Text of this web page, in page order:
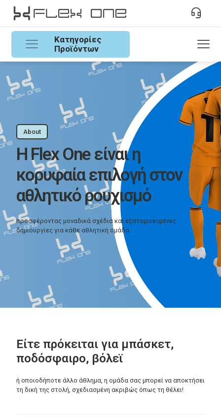
Κατηγορίες
Προϊόντων
About
Η Flex One είναι η
κορυφαία επιλογή στον
αθλητικό ρουχισμό
προσφέροντας μοναδικά σχέδια και εξατομικευμένες
δημιουργίες για κάθε αθλητική ομάδα.
Είτε πρόκειται για μπάσκετ,
ποδόσφαιρο, βόλεϊ
ή οποιοδήποτε άλλο άθλημα, η ομάδα σας μπορεί να αποκτήσει
τη δική της στολή, σχεδιασμένη ακριβώς όπως τη θέλει!